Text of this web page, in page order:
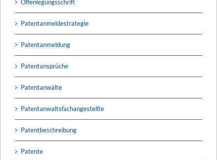
Offenlegungsschrift
Patentanmeldestrategie
Patentanmeldung
Patentansprüche
Patentanwälte
Patentanwaltsfachangestellte
Patentbeschreibung
Patente